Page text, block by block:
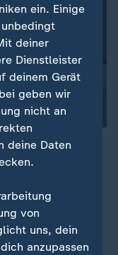
etwa 50.000
zu
ein. Einige
deiner
Dienstleister
deinem Gerät
geben wir
nicht an
deine Daten
von
uns, dein
anzupassen